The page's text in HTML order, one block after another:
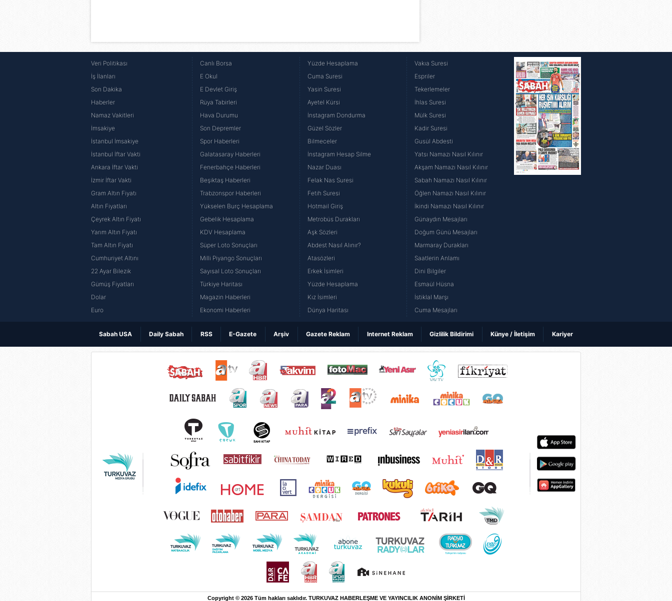
Veri Politikası
İş İlanları
Son Dakika
Haberler
Namaz Vakitleri
İmsakiye
İstanbul İmsakiye
İstanbul İftar Vakti
Ankara İftar Vakti
İzmir İftar Vakti
Gram Altın Fiyatı
Altın Fiyatları
Çeyrek Altın Fiyatı
Yarım Altın Fiyatı
Tam Altın Fiyatı
Cumhuriyet Altını
22 Ayar Bilezik
Gümüş Fiyatları
Dolar
Euro
Canlı Borsa
E Okul
E Devlet Giriş
Rüya Tabirleri
Hava Durumu
Son Depremler
Spor Haberleri
Galatasaray Haberleri
Fenerbahçe Haberleri
Beşiktaş Haberleri
Trabzonspor Haberleri
Yükselen Burç Hesaplama
Gebelik Hesaplama
KDV Hesaplama
Süper Loto Sonuçları
Milli Piyango Sonuçları
Sayısal Loto Sonuçları
Türkiye Haritası
Magazin Haberleri
Ekonomi Haberleri
Yüzde Hesaplama
Cuma Suresi
Yasin Suresi
Ayetel Kürsi
İnstagram Dondurma
Güzel Sözler
Bilmeceler
İnstagram Hesap Silme
Nazar Duası
Felak Nas Suresi
Fetih Suresi
Hotmail Giriş
Metrobüs Durakları
Aşk Sözleri
Abdest Nasıl Alınır?
Atasözleri
Erkek İsimleri
Yüzde Hesaplama
Kız İsimleri
Dünya Haritası
Vakıa Suresi
Espriler
Tekerlemeler
İhlas Suresi
Mülk Suresi
Kadir Suresi
Gusül Abdesti
Yatsı Namazı Nasıl Kılınır
Akşam Namazı Nasıl Kılınır
Sabah Namazı Nasıl Kılınır
Öğlen Namazı Nasıl Kılınır
İkindi Namazı Nasıl Kılınır
Günaydın Mesajları
Doğum Günü Mesajları
Marmaray Durakları
Saatlerin Anlamı
Dini Bilgiler
Esmaül Hüsna
İstiklal Marşı
Cuma Mesajları
Sabah USA Daily Sabah RSS E-Gazete Arşiv Gazete Reklam Internet Reklam Gizlilik Bildirimi Künye / İletişim Kariyer
Copyright © 2026 Tüm hakları saklıdır. TURKUVAZ HABERLEŞME VE YAYINCILIK ANONİM ŞİRKETİ